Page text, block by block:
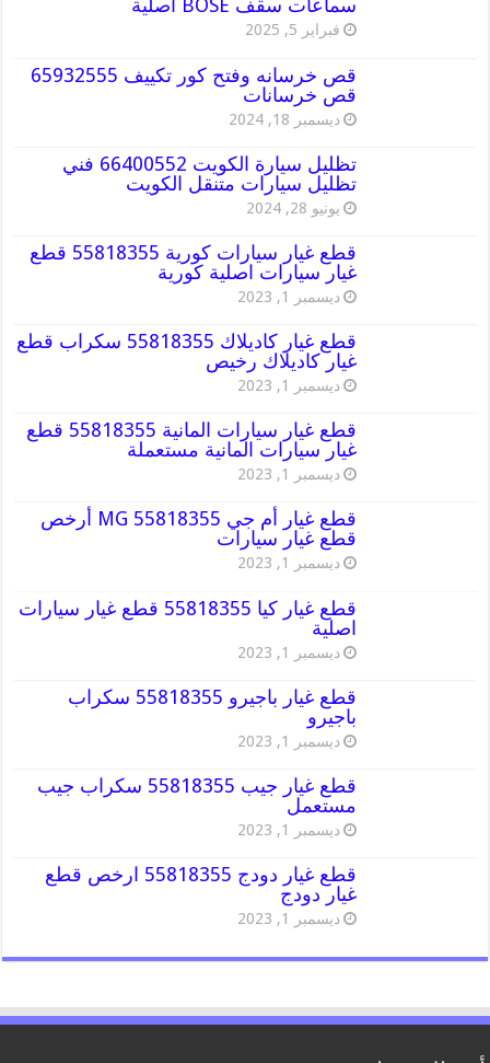
سماعات سقف BOSE أصلية
فبراير 5, 2025
قص خرسانه وفتح كور تكييف 65932555
قص خرسانات
ديسمبر 18, 2024
تظليل سيارة الكويت 66400552 فني
تظليل سيارات متنقل الكويت
يونيو 28, 2024
قطع غيار سيارات كورية 55818355 قطع
غيار سيارات اصلية كورية
ديسمبر 1, 2023
قطع غيار كاديلاك 55818355 سكراب قطع
غيار كاديلاك رخيص
ديسمبر 1, 2023
قطع غيار سيارات المانية 55818355 قطع
غيار سيارات المانية مستعملة
ديسمبر 1, 2023
قطع غيار أم جي MG 55818355 أرخص
قطع غيار سيارات
ديسمبر 1, 2023
قطع غيار كيا 55818355 قطع غيار سيارات
اصلية
ديسمبر 1, 2023
قطع غيار باجيرو 55818355 سكراب
باجيرو
ديسمبر 1, 2023
قطع غيار جيب 55818355 سكراب جيب
مستعمل
ديسمبر 1, 2023
قطع غيار دودج 55818355 ارخص قطع
غيار دودج
ديسمبر 1, 2023